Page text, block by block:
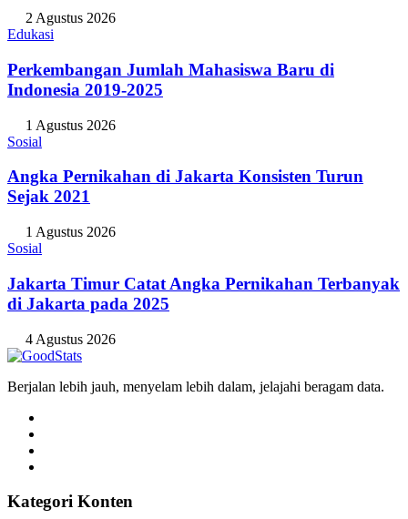
2 Agustus 2026
Edukasi
Perkembangan Jumlah Mahasiswa Baru di
Indonesia 2019-2025
1 Agustus 2026
Sosial
Angka Pernikahan di Jakarta Konsisten Turun
Sejak 2021
1 Agustus 2026
Sosial
Jakarta Timur Catat Angka Pernikahan Terbanyak
di Jakarta pada 2025
4 Agustus 2026
Berjalan lebih jauh, menyelam lebih dalam, jelajahi beragam data.
Kategori Konten